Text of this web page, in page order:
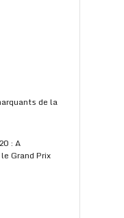
de la
: A
Grand Prix